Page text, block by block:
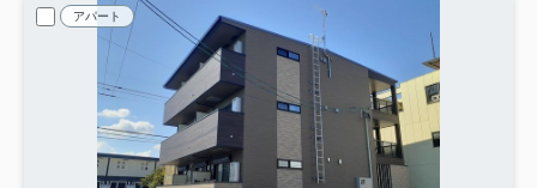
アパート